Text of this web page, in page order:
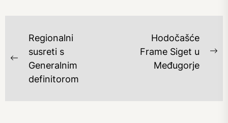
NAVIGACIJA
OBJAVA
Previous
post:
Regionalni
susreti s
Generalnim
definitorom
Hodočašće
Frame Siget u
Međugorje